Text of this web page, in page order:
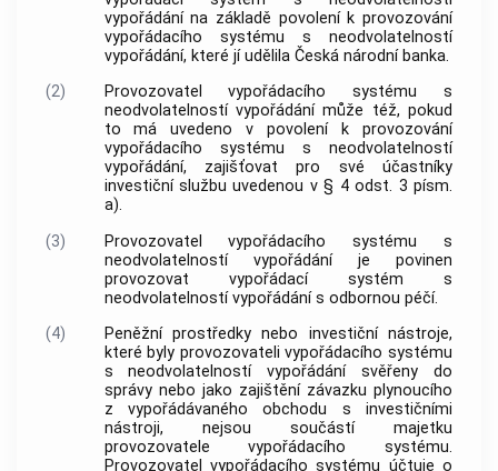
vypořádání na základě povolení k provozování
vypořádacího systému s neodvolatelností
vypořádání, které jí udělila Česká národní banka.
(2)
Provozovatel vypořádacího systému s
neodvolatelností vypořádání může též, pokud
to má uvedeno v povolení k provozování
vypořádacího systému s neodvolatelností
vypořádání, zajišťovat pro své účastníky
investiční službu uvedenou v § 4 odst. 3 písm.
a).
(3)
Provozovatel vypořádacího systému s
neodvolatelností vypořádání je povinen
provozovat vypořádací systém s
neodvolatelností vypořádání s odbornou péčí.
(4)
Peněžní prostředky nebo investiční nástroje,
které byly provozovateli vypořádacího systému
s neodvolatelností vypořádání svěřeny do
správy nebo jako zajištění závazku plynoucího
z vypořádávaného obchodu s investičními
nástroji, nejsou součástí majetku
provozovatele vypořádacího systému.
Provozovatel vypořádacího systému účtuje o